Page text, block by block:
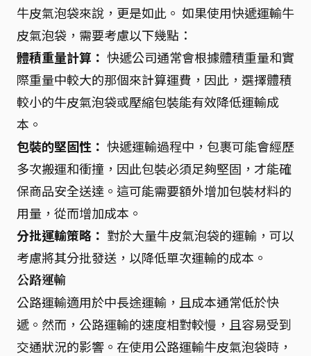
牛皮氣泡袋來說，更是如此。 如果使用快遞運輸牛
皮氣泡袋，需要考慮以下幾點：
體積重量計算： 快遞公司通常會根據體積重量和實
際重量中較大的那個來計算運費，因此，選擇體積
較小的牛皮氣泡袋或壓縮包裝能有效降低運輸成
本。
包裝的堅固性： 快遞運輸過程中，包裹可能會經歷
多次搬運和衝撞，因此包裝必須足夠堅固，才能確
保商品安全送達。這可能需要額外增加包裝材料的
用量，從而增加成本。
分批運輸策略： 對於大量牛皮氣泡袋的運輸，可以
考慮將其分批發送，以降低單次運輸的成本。
公路運輸
公路運輸適用於中長途運輸，且成本通常低於快
遞。然而，公路運輸的速度相對較慢，且容易受到
交通狀況的影響。在使用公路運輸牛皮氣泡袋時，